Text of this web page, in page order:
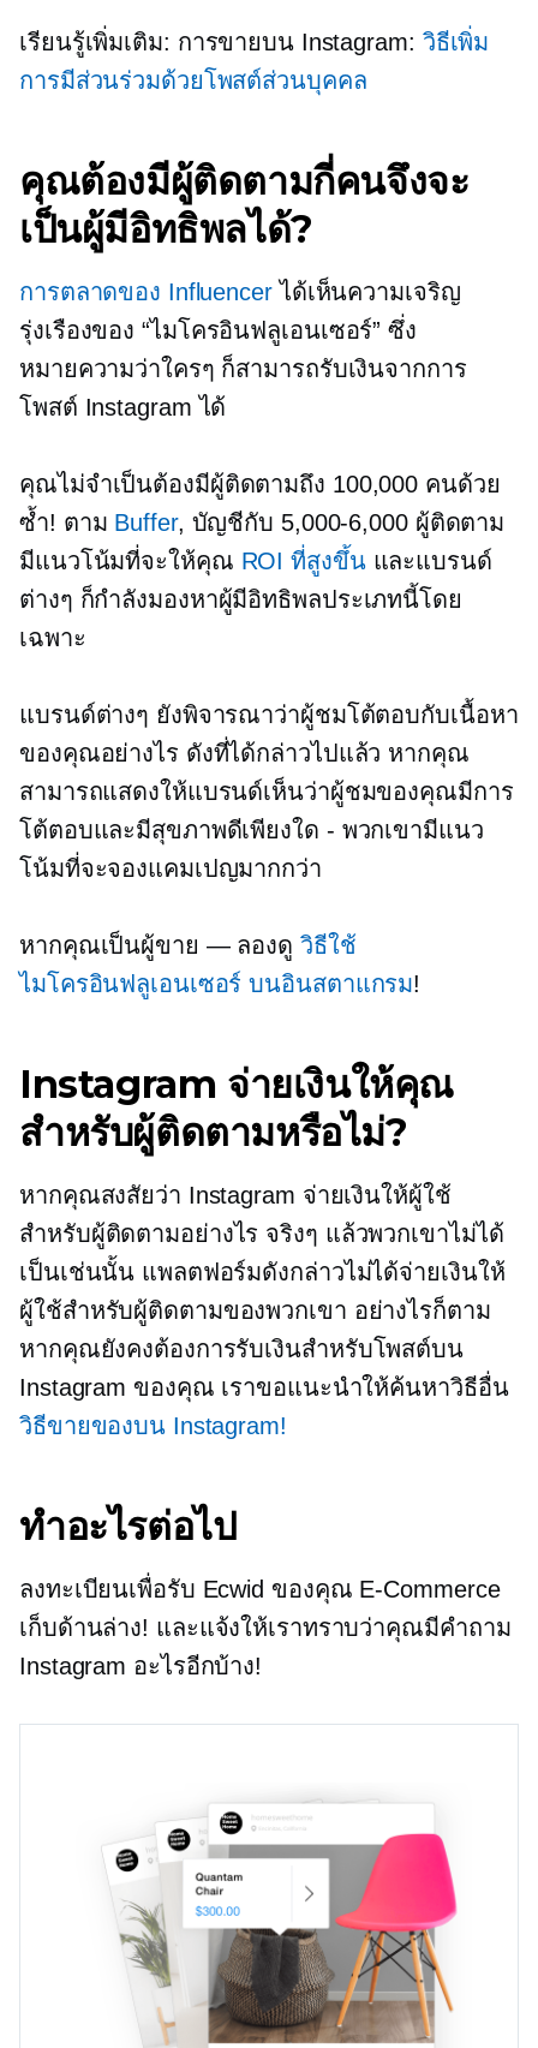
เรียนรู้เพิ่มเติม: การขายบน Instagram: วิธีเพิ่ม
การมีส่วนร่วมด้วยโพสต์ส่วนบุคคล
คุณต้องมีผู้ติดตามกี่คนจึงจะ
เป็นผู้มีอิทธิพลได้?
การตลาดของ Influencerได้เห็นความเจริญ
รุ่งเรืองของ“ไมโครอินฟลูเอนเซอร์” ซึ่ง
หมายความว่าใครๆ ก็สามารถรับเงินจากการ
โพสต์ Instagram ได้
คุณไม่จำเป็นต้องมีผู้ติดตามถึง 100,000 คนด้วย
ซ้ำ! ตาม Buffer, บัญชีกับ 5,000-6,000ผู้ติดตาม
มีแนวโน้มที่จะให้คุณ ROI ที่สูงขึ้นและแบรนด์
ต่างๆ ก็กำลังมองหาผู้มีอิทธิพลประเภทนี้โดย
เฉพาะ
แบรนด์ต่างๆ ยังพิจารณาว่าผู้ชมโต้ตอบกับเนื้อหา
ของคุณอย่างไร ดังที่ได้กล่าวไปแล้ว หากคุณ
สามารถแสดงให้แบรนด์เห็นว่าผู้ชมของคุณมีการ
โต้ตอบและมีสุขภาพดีเพียงใด - พวกเขามีแนว
โน้มที่จะจองแคมเปญมากกว่า
หากคุณเป็นผู้ขาย — ลองดู วิธีใช้
ไมโครอินฟลูเอนเซอร์ บนอินสตาแกรม!
Instagram จ่ายเงินให้คุณ
สำหรับผู้ติดตามหรือไม่?
หากคุณสงสัยว่า Instagram จ่ายเงินให้ผู้ใช้
สำหรับผู้ติดตามอย่างไร จริงๆ แล้วพวกเขาไม่ได้
เป็นเช่นนั้น แพลตฟอร์มดังกล่าวไม่ได้จ่ายเงินให้
ผู้ใช้สำหรับผู้ติดตามของพวกเขา อย่างไรก็ตาม
หากคุณยังคงต้องการรับเงินสำหรับโพสต์บน
Instagram ของคุณ เราขอแนะนำให้ค้นหาวิธีอื่น
วิธีขายของบน Instagram!
ทำอะไรต่อไป
ลงทะเบียนเพื่อรับ Ecwid ของคุณ E-Commerce
เก็บด้านล่าง! และแจ้งให้เราทราบว่าคุณมีคำถาม
Instagram อะไรอีกบ้าง!